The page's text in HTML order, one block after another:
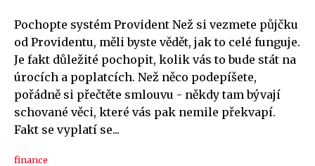
Pochopte systém Provident Než si vezmete půjčku
od Providentu, měli byste vědět, jak to celé funguje.
Je fakt důležité pochopit, kolik vás to bude stát na
úrocích a poplatcích. Než něco podepíšete,
pořádně si přečtěte smlouvu - někdy tam bývají
schované věci, které vás pak nemile překvapí.
Fakt se vyplatí se...
finance